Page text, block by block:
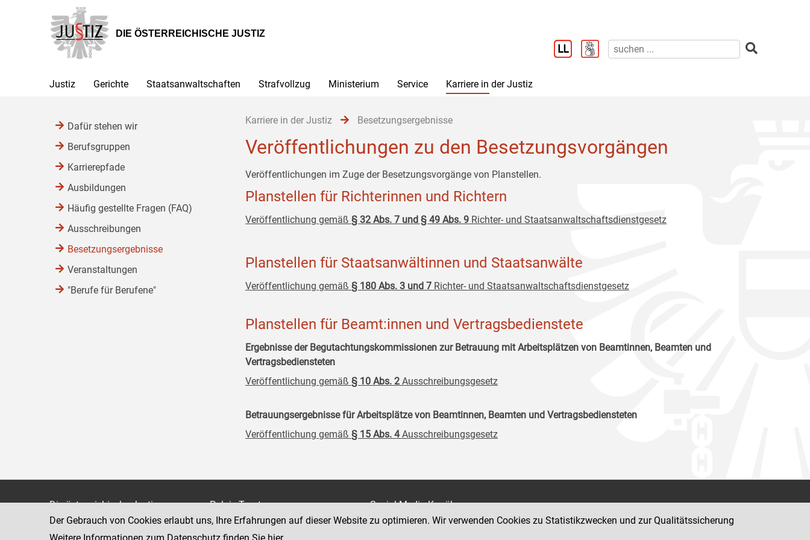
Hauptnavigation
[1]
Inhalt
[2]
Untermenü
[3]
DIE ÖSTERREICHISCHE JUSTIZ
Justiz Gerichte Staatsanwaltschaften Strafvollzug Ministerium Service Karriere in der Justiz
Karriere in der Justiz Besetzungsergebnisse
Veröffentlichungen zu den Besetzungsvorgängen
Veröffentlichungen im Zuge der Besetzungsvorgänge von Planstellen.
Planstellen für Richterinnen und Richtern
Veröffentlichung gemäß § 32 Abs. 7 und § 49 Abs. 9 Richter- und Staatsanwaltschaftsdienstgesetz
Planstellen für Staatsanwältinnen und Staatsanwälte
Veröffentlichung gemäß § 180 Abs. 3 und 7 Richter- und Staatsanwaltschaftsdienstgesetz
Planstellen für Beamt:innen und Vertragsbedienstete
Ergebnisse der Begutachtungskommissionen zur Betrauung mit Arbeitsplätzen von Beamtinnen, Beamten und
Vertragsbediensteten
Veröffentlichung gemäß § 10 Abs. 2 Ausschreibungsgesetz
Betrauungsergebnisse für Arbeitsplätze von Beamtinnen, Beamten und Vertragsbediensteten
Veröffentlichung gemäß § 15 Abs. 4Ausschreibungsgesetz
Dafür stehen wir
Berufsgruppen
Karrierepfade
Ausbildungen
Häufig gestellte Fragen (FAQ)
Ausschreibungen
Besetzungsergebnisse
Veranstaltungen
"Berufe für Berufene"
Die österreichische Justiz
Bundesministerium für Justiz
Palais Trautson
Museumstraße 7
1070 Wien
Social Media Kanäle
der Justiz und des BMJ
Der Gebrauch von Cookies erlaubt uns, Ihre Erfahrungen auf dieser Website zu optimieren. Wir verwenden Cookies zu Statistikzwecken und zur Qualitätssicherung